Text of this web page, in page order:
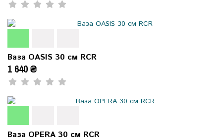
Ваза OASIS 30 см RCR
1 640 ₴
Ваза OPERA 30 см RCR